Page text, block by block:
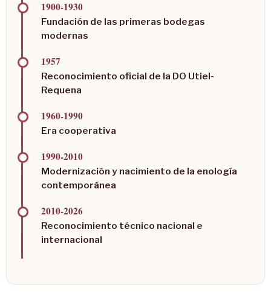
1900-1930
Fundación de las primeras bodegas
modernas
1957
Reconocimiento oficial de la DO Utiel-
Requena
1960-1990
Era cooperativa
1990-2010
Modernización y nacimiento de la enología
contemporánea
2010-2026
Reconocimiento técnico nacional e
internacional